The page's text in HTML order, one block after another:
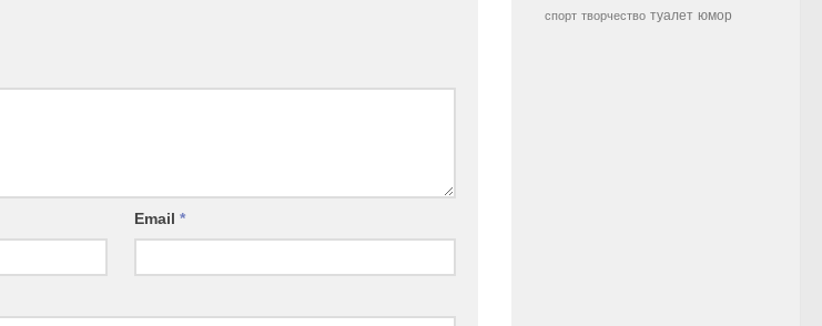
Email*
спорт творчество туалет юмор